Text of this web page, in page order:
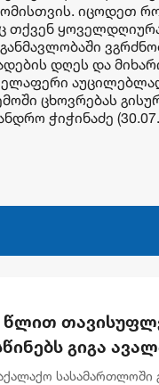
იცოდეთ
თქვენ
დღეს და
ცხოვრებას
ჭიჭინაძე
წლით
გიგა
სასამართლოში